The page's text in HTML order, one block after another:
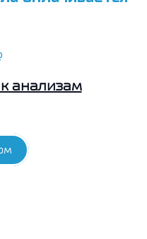
анализам